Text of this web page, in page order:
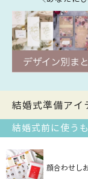
結婚式準備アイ
結婚式前に使う
顔合わせし